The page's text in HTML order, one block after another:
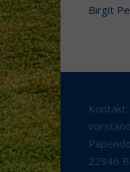
Birgit
Kontakt:
22946